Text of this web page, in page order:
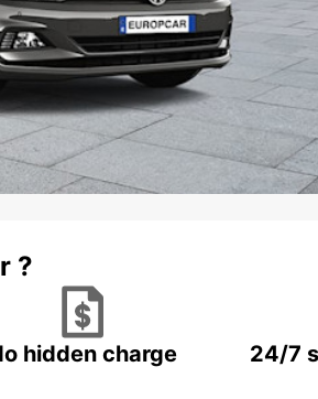
?
hidden charge
24/7